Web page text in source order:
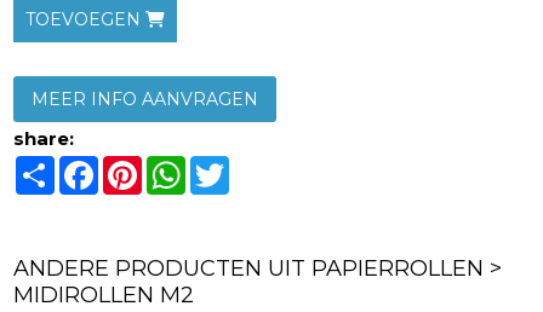
TOEVOEGEN
MEER INFO AANVRAGEN
share:
ShareFacebook
PinterestWhatsApp
ANDERE PRODUCTEN UIT PAPIERROLLEN >
MIDIROLLEN M2